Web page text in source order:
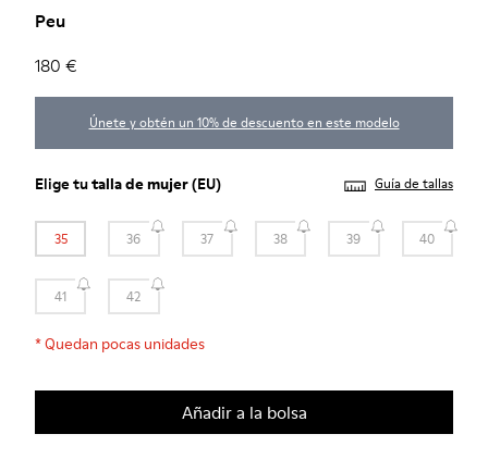
Peu
180 €
Únete y obtén un 10% de descuento en este modelo
Elige tutalla de mujer(EU) Guía de tallas
35 36 37 38 39 40
41 42
*Quedan pocas unidades
Añadir a la bolsa